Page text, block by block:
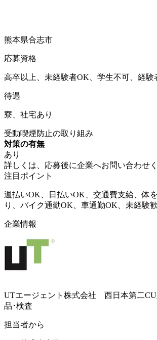
熊本県合志市
応募資格
高卒以上、未経験者OK、学生不可、経験
待遇
寮、社宅あり
受動喫煙防止の取り組み
対策の有無
あり
詳しくは、応募後に企業へお問い合わせ
注目ポイント
週払いOK、日払いOK、交通費支給、体
り、バイク通勤OK、車通勤OK、未経験
企業情報
UTエージェント株式会社 西日本第二
品･検査
担当者から